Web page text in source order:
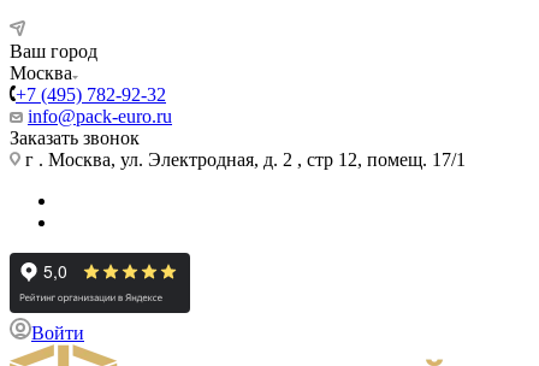
Ваш город
Москва
+7 (495) 782-92-32
info@pack-euro.ru
Заказать звонок
г . Москва, ул. Электродная, д. 2 , стр 12, помещ. 17/1
Войти